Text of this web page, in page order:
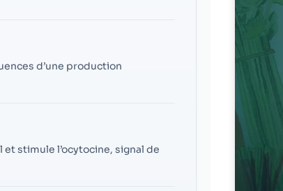
d’une production
stimule l’ocytocine, signal de